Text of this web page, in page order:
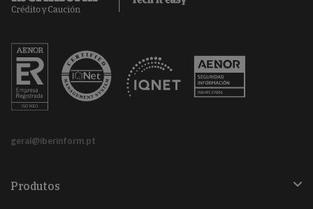
geral@iberinform.pt
Produtos